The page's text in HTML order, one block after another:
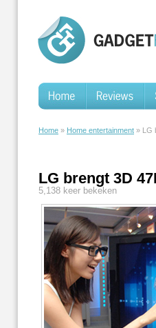
Home » Home entertainment » LG
LG brengt 3D
5,138 keer bekeken